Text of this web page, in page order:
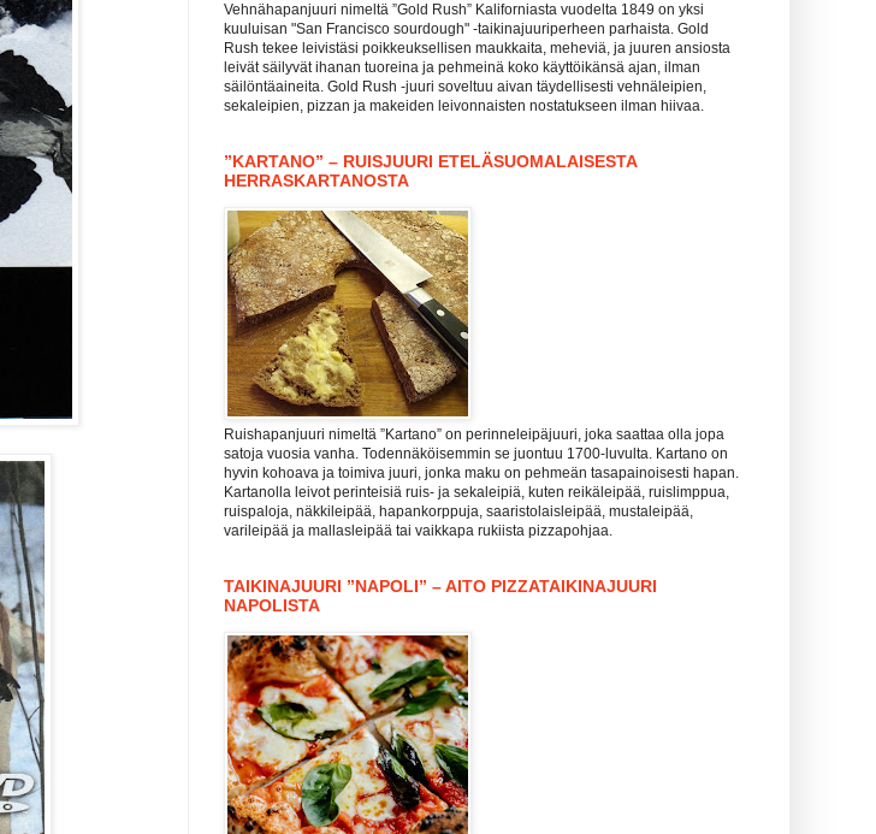
Vehnähapanjuuri nimeltä ”Gold Rush” Kaliforniasta vuodelta 1849 on yksi
kuuluisan "San Francisco sourdough" -taikinajuuriperheen parhaista. Gold
Rush tekee leivistäsi poikkeuksellisen maukkaita, meheviä, ja juuren ansiosta
leivät säilyvät ihanan tuoreina ja pehmeinä koko käyttöikänsä ajan, ilman
säilöntäaineita. Gold Rush -juuri soveltuu aivan täydellisesti vehnäleipien,
sekaleipien, pizzan ja makeiden leivonnaisten nostatukseen ilman hiivaa.
”KARTANO” – RUISJUURI ETELÄSUOMALAISESTA
HERRASKARTANOSTA
Ruishapanjuuri nimeltä ”Kartano” on perinneleipäjuuri, joka saattaa olla jopa
satoja vuosia vanha. Todennäköisemmin se juontuu 1700-luvulta. Kartano on
hyvin kohoava ja toimiva juuri, jonka maku on pehmeän tasapainoisesti hapan.
Kartanolla leivot perinteisiä ruis- ja sekaleipiä, kuten reikäleipää, ruislimppua,
ruispaloja, näkkileipää, hapankorppuja, saaristolaisleipää, mustaleipää,
varileipää ja mallasleipää tai vaikkapa rukiista pizzapohjaa.
TAIKINAJUURI ”NAPOLI” – AITO PIZZATAIKINAJUURI
NAPOLISTA